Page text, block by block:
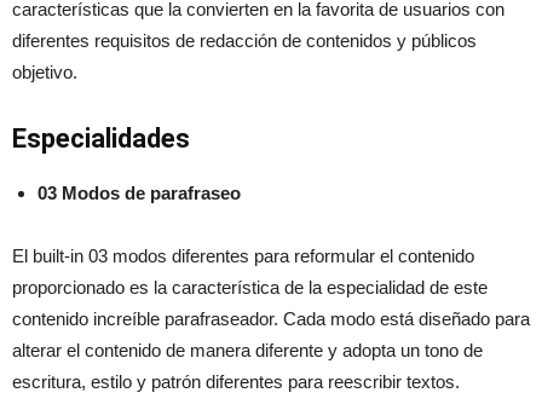
características que la convierten en la favorita de usuarios con
diferentes requisitos de redacción de contenidos y públicos
objetivo.
Especialidades
03 Modos de parafraseo
El built-in 03 modos diferentes para reformular el contenido
proporcionado es la característica de la especialidad de este
contenido increíble parafraseador. Cada modo está diseñado para
alterar el contenido de manera diferente y adopta un tono de
escritura, estilo y patrón diferentes para reescribir textos.